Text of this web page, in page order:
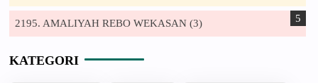
2195. AMALIYAH REBO WEKASAN (3)
KATEGORI